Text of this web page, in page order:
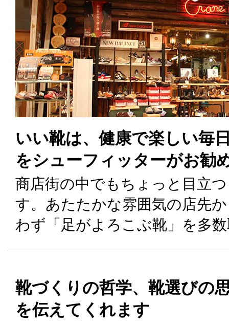
いい靴は、健康で楽しい毎
をシューフィッターがお勧
商店街の中でもちょっと目立
す。あたたかな雰囲気の店先
わず「足がよろこぶ靴」を多
靴づくりの哲学、靴選びの
を伝えてくれます